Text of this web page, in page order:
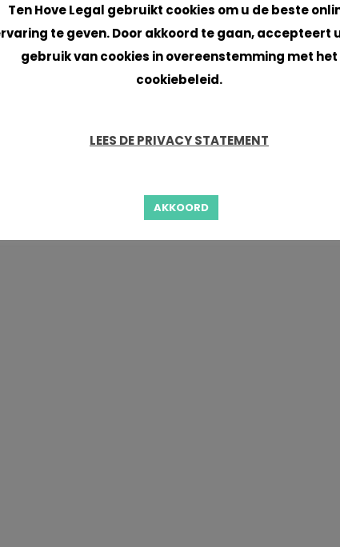
Ten Hove Legal gebruikt cookies om u de beste
te geven. Door akkoord te gaan, accepteert
gebruik van cookies in overeenstemming met het
cookiebeleid.
LEES DE PRIVACY STATEMENT
AKKOORD